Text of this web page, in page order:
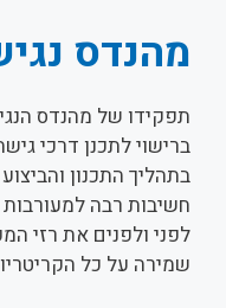
מהנדס
תפקידו של מהנדס
ברישוי לתכנן דרכי
בתהליך התכנון
חשיבות רבה
לפני ולפנים את רזי
שמירה על כל